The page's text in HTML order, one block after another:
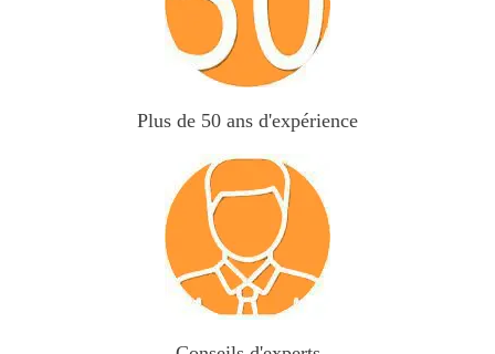
Plus de 50 ans d'expérience